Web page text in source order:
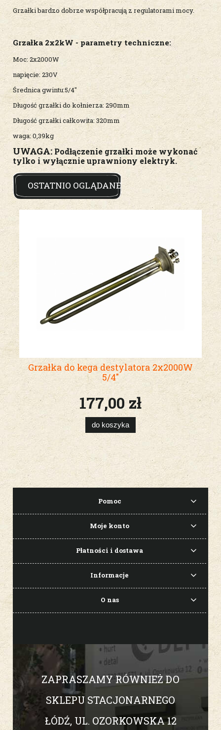
Grzałki bardzo dobrze współpracują z regulatorami mocy.
Grzałka 2x2kW - parametry techniczne:
Moc: 2x2000W
napięcie: 230V
Średnica gwintu:5/4"
Długość grzałki do kołnierza: 290mm
Długość grzałki całkowita: 320mm
waga: 0,39kg
UWAGA: Podłączenie grzałki może wykonać
tylko i wyłącznie uprawniony elektryk.
OSTATNIO OGLĄDANE
Grzałka do kega destylatora 2x2000W
5/4"
177,00 zł
do koszyka
Pomoc
Moje konto
Płatności i dostawa
Informacje
O nas
ZAPRASZAMY RÓWNIEŻ DO
SKLEPU STACJONARNEGO
ŁÓDŹ, UL. OZORKOWSKA 12